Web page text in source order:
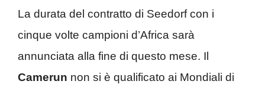
La durata del contratto di Seedorf con i
cinque volte campioni d’Africa sarà
annunciata alla fine di questo mese. Il
Camerun non si è qualificato ai Mondiali di